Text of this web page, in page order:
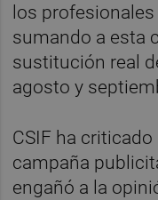
los
sumando a esta
sustitución real
agosto y
CSIF ha
campaña
engañó a la